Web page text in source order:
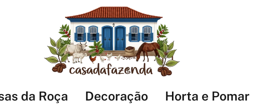
da Roça Decoração Horta e Pomar